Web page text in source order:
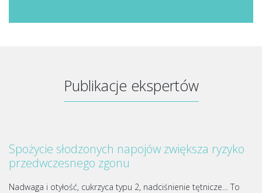
Publikacje ekspertów
Spożycie słodzonych napojów zwiększa ryzyko
przedwczesnego zgonu
Nadwaga i otyłość, cukrzyca typu 2, nadciśnienie tętnicze… To